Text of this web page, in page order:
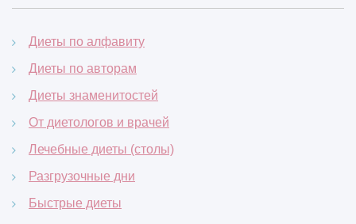
Диеты по алфавиту
Диеты по авторам
Диеты знаменитостей
От диетологов и врачей
Лечебные диеты (столы)
Разгрузочные дни
Быстрые диеты